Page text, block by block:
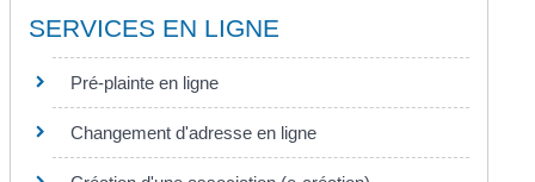
SERVICES EN LIGNE
Pré-plainte en ligne
Changement d'adresse en ligne